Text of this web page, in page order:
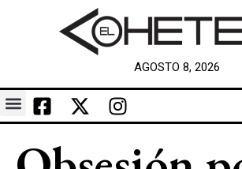
AGOSTO 8, 2026